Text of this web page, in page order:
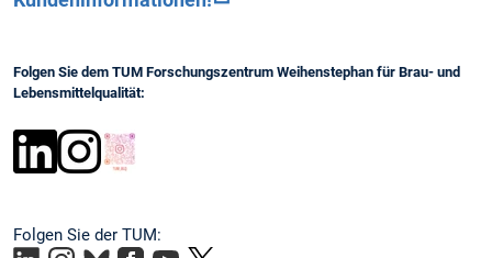
Folgen Sie dem TUM Forschungszentrum Weihenstephan für Brau- und
Lebensmittelqualität:
Folgen Sie der TUM: